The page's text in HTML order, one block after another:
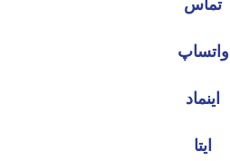
تماس
واتساپ
اینماد
ایتا